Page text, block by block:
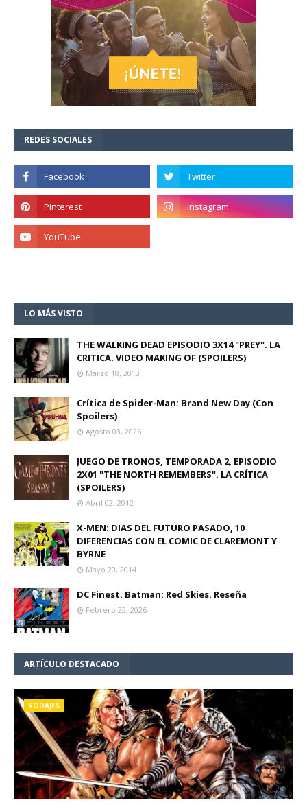
REDES SOCIALES
LO MÁS VISTO
THE WALKING DEAD EPISODIO 3X14 "PREY". LA
CRITICA. VIDEO MAKING OF (SPOILERS)
Marzo 18, 2013
Crítica de Spider-Man: Brand New Day (Con
Spoilers)
Agosto 03, 2026
JUEGO DE TRONOS, TEMPORADA 2, EPISODIO
2X01 "THE NORTH REMEMBERS". LA CRÍTICA
(SPOILERS)
Abril 02, 2012
X-MEN: DIAS DEL FUTURO PASADO, 10
DIFERENCIAS CON EL COMIC DE CLAREMONT Y
BYRNE
Mayo 20, 2014
DC Finest. Batman: Red Skies. Reseña
Febrero 22, 2026
ARTÍCULO DESTACADO
RODAJES